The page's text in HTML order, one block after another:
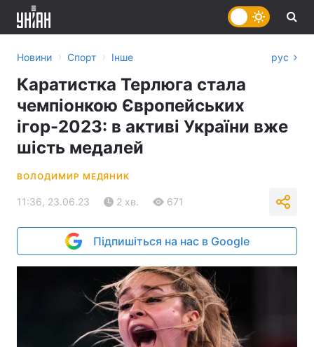
Новини › Спорт › Інше рус
Каратистка Терлюга стала
чемпіонкою Європейських
ігор-2023: в активі України вже
шість медалей
ВОЛОДИМИР МЕДЯНИК
11:36, 23.06.23 2 хв. 671
Підпишіться на нас в Google